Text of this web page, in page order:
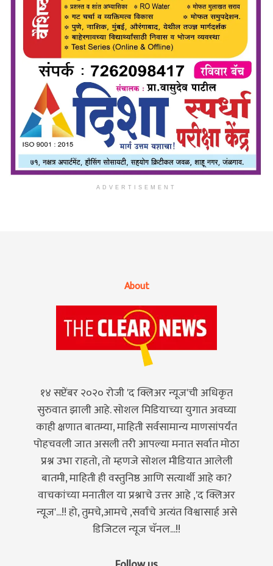
ADVERTISEMENT
About
१४ सप्टेंबर २०२० रोजी 'द क्लिअर न्यूज'ची अधिकृत
सुरुवात झाली आहे. सोशल मिडियाच्या युगात अवघ्या
काही क्षणात बातम्या, माहिती सर्वसामान्य माणसांपर्यंत
पोहचवली जात असली तरी आपल्या मनात सर्वात मोठा
प्रश्न उभा राहतो, तो म्हणजे सोशल मीडियात आलेली
बातमी, माहिती ही वस्तुनिष्ठ आणि सत्यार्थी आहे का?
वाचकांच्या मनातील या प्रश्नाचे उत्तर आहे ,'द क्लिअर
न्यूज'...!! हो, तुमचे,आमचे ,सर्वांचे अत्यंत विश्वासार्ह असे
डिजिटल न्यूज चॅनल...!!